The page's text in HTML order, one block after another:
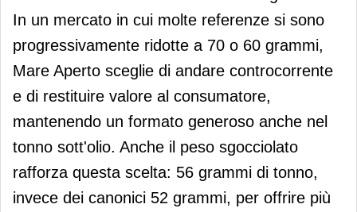
In un mercato in cui molte referenze si sono
progressivamente ridotte a 70 o 60 grammi,
Mare Aperto sceglie di andare controcorrente
e di restituire valore al consumatore,
mantenendo un formato generoso anche nel
tonno sott'olio. Anche il peso sgocciolato
rafforza questa scelta: 56 grammi di tonno,
invece dei canonici 52 grammi, per offrire più